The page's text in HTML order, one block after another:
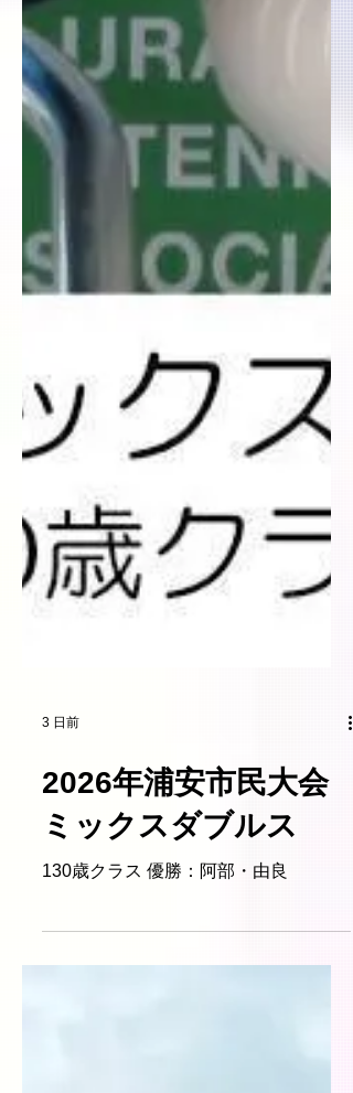
2026年浦安市民大会
ミックスダブルス